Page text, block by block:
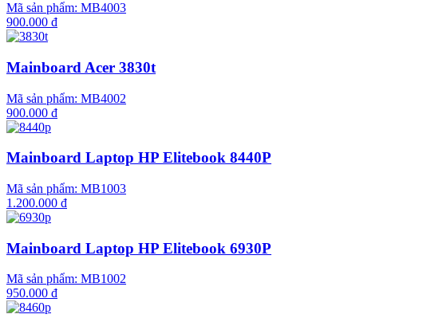
Mã sản phẩm: MB4003
900.000 đ
Mainboard Acer 3830t
Mã sản phẩm: MB4002
900.000 đ
Mainboard Laptop HP Elitebook 8440P
Mã sản phẩm: MB1003
1.200.000 đ
Mainboard Laptop HP Elitebook 6930P
Mã sản phẩm: MB1002
950.000 đ